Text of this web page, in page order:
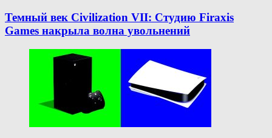
Темный век Civilization VII: Студию Firaxis
Games накрыла волна увольнений